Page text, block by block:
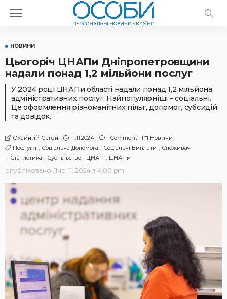
НОВИНИ
Цьогоріч ЦНАПи Дніпропетровщини
надали понад 1,2 мільйони послуг
У 2024 році ЦНАПи області надали понад 1,2 мільйона
адміністративних послуг. Найпопулярніші – соціальні.
Це оформлення різноманітних пільг, допомог, субсидій
та довідок.
Охайний Євген 11.11.2024 1 Comment
Новини
Послуги
Соціальна Допомога Соціальні Виплати
Споживач
Статистика
Суспільство ЦНАП ЦНАПи
опубліковано Лис. 11, 2024 в 4:00 pm